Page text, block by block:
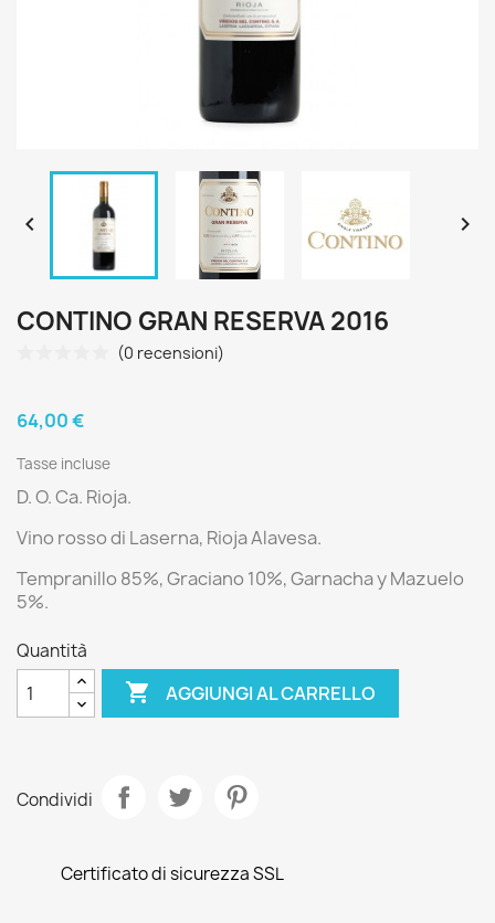
 
CONTINO GRAN RESERVA 2016
(0 recensioni)
64,00 €
Tasse incluse
D. O. Ca. Rioja.
Vino rosso di Laserna, Rioja Alavesa.
Tempranillo 85%, Graciano 10%, Garnacha y Mazuelo
5%.
Quantità
 AGGIUNGI AL CARRELLO
Condividi
Certificato di sicurezza SSL